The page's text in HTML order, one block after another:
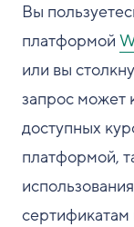
Вы
платформой
или вы
запрос может
доступных
платформой,
сертификатам